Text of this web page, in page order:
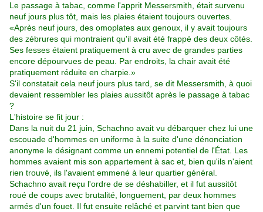
Le passage à tabac, comme l'apprit Messersmith, était survenu
neuf jours plus tôt, mais les plaies étaient toujours ouvertes.
«Après neuf jours, des omoplates aux genoux, il y avait toujours
des zébrures qui montraient qu'il avait été frappé des deux côtés.
Ses fesses étaient pratiquement à cru avec de grandes parties
encore dépourvues de peau. Par endroits, la chair avait été
pratiquement réduite en charpie.»
S'il constatait cela neuf jours plus tard, se dit Messersmith, à quoi
devaient ressembler les plaies aussitôt après le passage à tabac
?
L'histoire se fit jour :
Dans la nuit du 21 juin, Schachno avait vu débarquer chez lui une
escouade d'hommes en uniforme à la suite d'une dénonciation
anonyme le désignant comme un ennemi potentiel de l'État. Les
hommes avaient mis son appartement à sac et, bien qu'ils n'aient
rien trouvé, ils l'avaient emmené à leur quartier général.
Schachno avait reçu l'ordre de se déshabiller, et il fut aussitôt
roué de coups avec brutalité, longuement, par deux hommes
armés d'un fouet. Il fut ensuite relâché et parvint tant bien que